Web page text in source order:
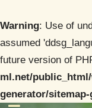
Warning: Use of
assumed
future version of
ml.net/
generator/